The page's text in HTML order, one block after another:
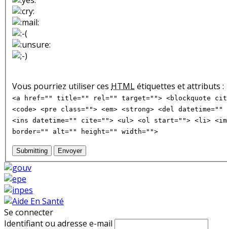
Vous pourriez utiliser ces HTMLétiquettes et attributs :
<a href="" title="" rel="" target=""> <blockquote
<code> <pre class=""> <em> <strong> <del
<ins datetime="" cite=""> <ul> <ol start=""> <li>
border="" alt="" height="" width="">
Submitting Envoyer
Se connecter
Identifiant ou adresse e-mail